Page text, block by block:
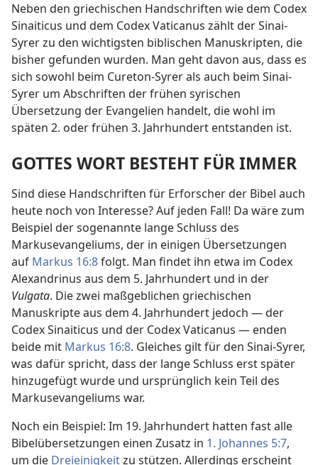
Neben den griechischen Handschriften wie dem Codex
Sinaiticus und dem Codex Vaticanus zählt der Sinai-
Syrer zu den wichtigsten biblischen Manuskripten, die
bisher gefunden wurden. Man geht davon aus, dass es
sich sowohl beim Cureton-Syrer als auch beim Sinai-
Syrer um Abschriften der frühen syrischen
Übersetzung der Evangelien handelt, die wohl im
späten 2. oder frühen 3. Jahrhundert entstanden ist.
GOTTES WORT BESTEHT FÜR IMMER
Sind diese Handschriften für Erforscher der Bibel auch
heute noch von Interesse? Auf jeden Fall! Da wäre zum
Beispiel der sogenannte lange Schluss des
Markusevangeliums, der in einigen Übersetzungen
auf Markus 16:8folgt. Man findet ihn etwa im Codex
Alexandrinus aus dem 5. Jahrhundert und in der
Vulgata. Die zwei maßgeblichen griechischen
Manuskripte aus dem 4. Jahrhundert jedoch — der
Codex Sinaiticus und der Codex Vaticanus — enden
beide mit Markus 16:8. Gleiches gilt für den Sinai-Syrer,
was dafür spricht, dass der lange Schluss erst später
hinzugefügt wurde und ursprünglich kein Teil des
Markusevangeliums war.
Noch ein Beispiel: Im 19. Jahrhundert hatten fast alle
Bibelübersetzungen einen Zusatz in 1. Johannes 5:7,
um die Dreieinigkeitzu stützen. Allerdings erscheint